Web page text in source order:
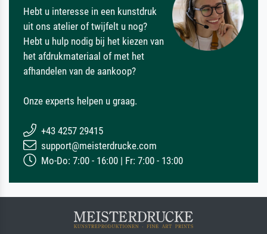
Hebt u interesse in een kunstdruk
uit ons atelier of twijfelt u nog?
Hebt u hulp nodig bij het kiezen van
het afdrukmateriaal of met het
afhandelen van de aankoop?
Onze experts helpen u graag.
+43 4257 29415
support@meisterdrucke.com
Mo-Do: 7:00 - 16:00 | Fr: 7:00 - 13:00